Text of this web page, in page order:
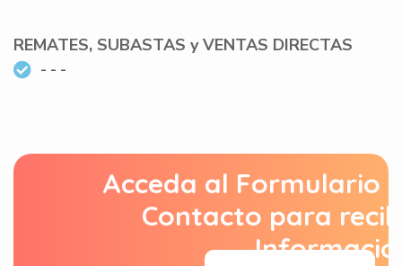
REMATES, SUBASTAS y VENTAS DIRECTAS
- - -
Acceda al Formulario
Contacto para